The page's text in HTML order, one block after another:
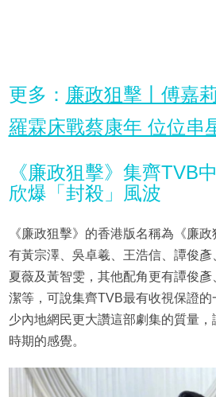
更多： 廉政狙擊丨傅嘉
羅霖床戰蔡康年 位位串
《廉政狙擊》集齊TVB
欣爆「封殺」風波
《廉政狙擊》的香港版名稱為《廉
有黃宗澤、吳卓羲、王浩信、譚俊
夏薇及黃智雯，其他配角更有譚俊
潔等，可說集齊TVB最有收視保證
少內地網民更大讚這部劇集的質量
時期的感覺。